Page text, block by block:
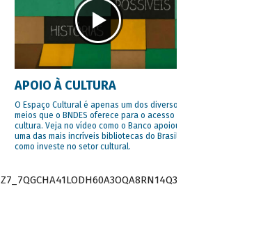
APOIO À CULTURA
O Espaço Cultural é apenas um dos diversos
meios que o BNDES oferece para o acesso à
cultura. Veja no vídeo como o Banco apoiou
uma das mais incríveis bibliotecas do Brasil e
como investe no setor cultural.
Z7_7QGCHA41LODH60A3OQA8RN14Q3